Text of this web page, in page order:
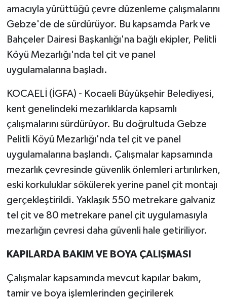
amacıyla yürüttüğü çevre düzenleme çalışmalarını
Gebze'de de sürdürüyor. Bu kapsamda Park ve
Bahçeler Dairesi Başkanlığı'na bağlı ekipler, Pelitli
Köyü Mezarlığı'nda tel çit ve panel
uygulamalarına başladı.
KOCAELİ (İGFA) - Kocaeli Büyükşehir Belediyesi,
kent genelindeki mezarlıklarda kapsamlı
çalışmalarını sürdürüyor. Bu doğrultuda Gebze
Pelitli Köyü Mezarlığı'nda tel çit ve panel
uygulamalarına başlandı. Çalışmalar kapsamında
mezarlık çevresinde güvenlik önlemleri artırılırken,
eski korkuluklar sökülerek yerine panel çit montajı
gerçekleştirildi. Yaklaşık 550 metrekare galvaniz
tel çit ve 80 metrekare panel çit uygulamasıyla
mezarlığın çevresi daha güvenli hale getiriliyor.
KAPILARDA BAKIM VE BOYA ÇALIŞMASI
Çalışmalar kapsamında mevcut kapılar bakım,
tamir ve boya işlemlerinden geçirilerek